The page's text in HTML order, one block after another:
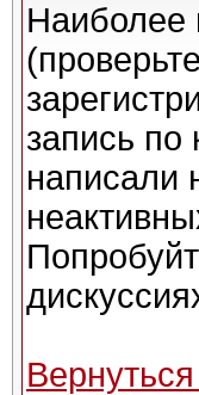
Наиболее
запись по
написали